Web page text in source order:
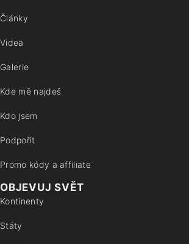
Články
Videa
Galerie
Kde mě najdeš
Kdo jsem
Podpořit
Promo kódy a affiliate
OBJEVUJ SVĚT
Kontinenty
Státy